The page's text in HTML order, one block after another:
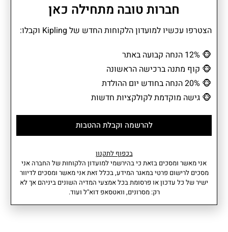
COLISSA ZIP הוא הבן לוויה לימים גדולים, כשהלו"ז מלא ואת צריכה
לדעת שהכול תחת שליטה. יש לו מקום למחשב, חלוקה נוחה שמונעת
בלאגן ושרוול חיבור למזוודה כדי שתוכלי פשוט להמשיך הלאה. העיצוב
שלו שקט ובטוח בעצמו, כזה שמרגיש בבית גם במשרד וגם בדרך לנסיעה.
COLISSA ZIP הוא לא עוד תיק עבודה, אלא פרט שמכניס סדר, נוחות
ושקט פנימי, בדיוק מה שצריך כדי לעבור יום אינטנסיבי בחיוך.
• כיסים קדמיים: 1 עם סגירת רוכסן
• תאים מרכזיים: 1 עם סגירת רוכסן
• תאים פונקציונליים: 3 (1 לפטופ +
• גודל תא מחשב: גובה: 25 | רוחב:
מאפיינים
ממוחזר.
נפח: 17 ליטר
משקל: 0.58 קג
32 סמ
עוד
חברות טובה מתחילה כאן
הצטרפו עכשיו למועדון הלקוחות החדש של Kipling וקבלו:
🐵
🐵 קוף מתנה ברכישה הראשונה
🐵
🐵 גישה מוקדמת לקולקציות חדשות
להרשמה וקבלת ההטבות
בכפוף לתקנון
אני מאשר ומסכים בזאת כי בהירשמי למועדון הלקוחות של החברה אני
מסכים לרישום פרטי במאגר המידע, בכלל זאת אני מאשר ומסכים לדיוור
ישיר של כל עדכון או פרסומת בכל אמצעי המדיה השונים ביניהם אך לא
רק: מסרונים, וואטסאפ דוא"ל ועוד.